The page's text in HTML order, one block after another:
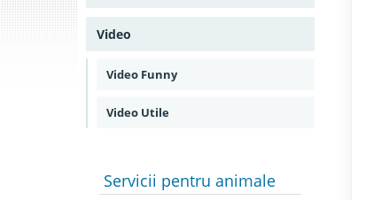
Video
Video Funny
Video Utile
Servicii pentru animale